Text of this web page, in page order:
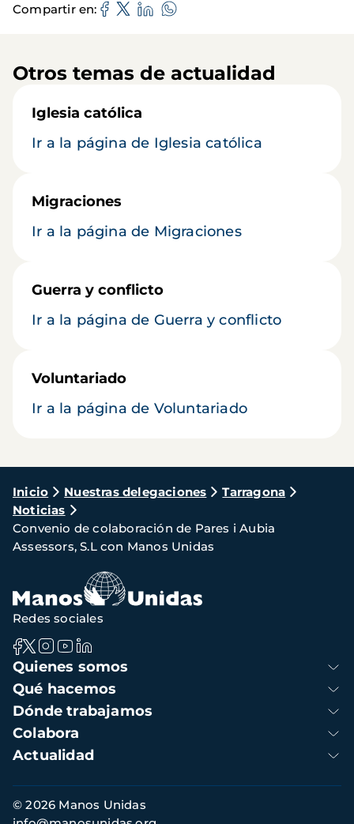
Compartir en
Otros temas de actualidad
Iglesia católica
Ir a la página de Iglesia católica
Migraciones
Ir a la página de Migraciones
Guerra y conflicto
Ir a la página de Guerra y conflicto
Voluntariado
Ir a la página de Voluntariado
Ruta
de
navegación
Inicio Nuestras delegaciones
Tarragona
Noticias
Convenio de colaboración de Pares i Aubia
Assessors, S.L con Manos Unidas
Navegación
principal
Quienes somos
Qué hacemos
Dónde trabajamos
Colabora
Actualidad
Redes sociales
Información
de
© 2026 Manos Unidas